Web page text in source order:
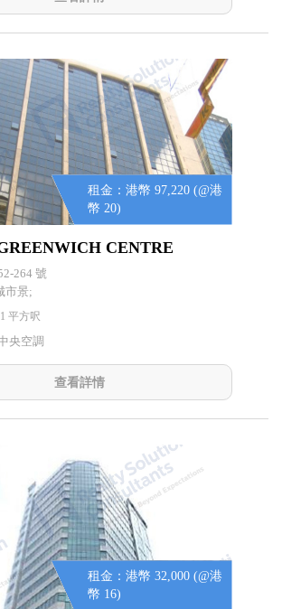
租金：港幣 97,220 (@港
幣 20)
CENTRE
264 號
市景;
平方呎
央空調
查看詳情
租金：港幣 32,000 (@港
幣 16)